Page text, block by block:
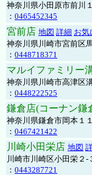
神奈川県小田原市前川
： 0465452345
宮前店 地図 詳細 お気
神奈川県川崎市宮前区
： 0448718371
マルイファミリー
神奈川県川崎市高津区
： 0448222525
鎌倉店(コーナン鎌
神奈川県鎌倉市岡本１
： 0467421422
川崎小田栄店 地図
川崎市川崎区小田栄２
： 0443287721